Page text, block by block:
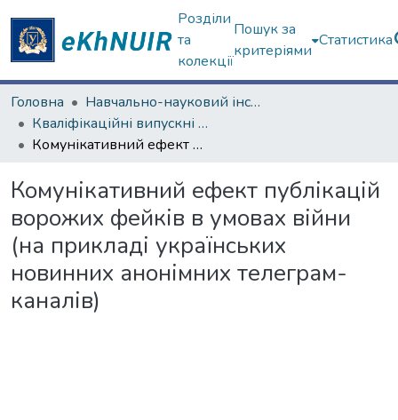
Розділи
та
колекції
Пошук за
критеріями
Статистика
Головна
Навчально-науковий інститут соціології та медіакомунікацій
Кваліфікаційні випускні роботи бакалаврів. Навчально-науковий інститут соціології та медіакомунікацій
Комунікативний ефект публікацій ворожих фейків в умовах війни (на прикладі українських новинних анонімних телеграм-каналів)
Комунікативний ефект публікацій
ворожих фейків в умовах війни
(на прикладі українських
новинних анонімних телеграм-
каналів)